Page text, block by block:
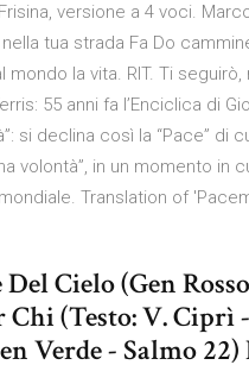
versione a 4 voci.
tua strada Fa Do
la vita. RIT. Ti seguirò,
55 anni fa l’Enciclica di
si declina così la “Pace” di
volontà”, in un momento in
Translation of
Cielo (Gen
Chi (Testo: V. Ciprì
Verde - Salmo